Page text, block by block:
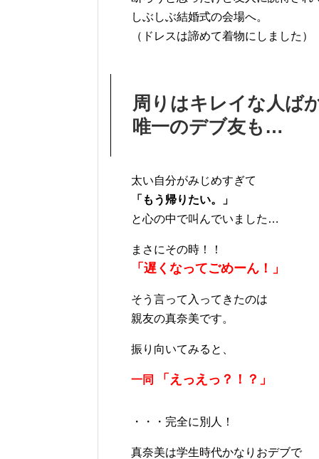
しぶしぶ結婚式の会場へ。
（ドレスは諦めて着物にしました）
周りはキレイな人ば
唯一のデブ友も…
太い自分がみじめすぎて
「もう帰りたい。」
と心の中で叫んでいました…
まさにその時！！
「遅くなってごめーん！」
そう言って入ってきたのは
親友の真奈美です。
振り向いてみると、
一同 「えっえっ？！？」
・・・完全に別人！
真奈美は学生時代かなりおデブで